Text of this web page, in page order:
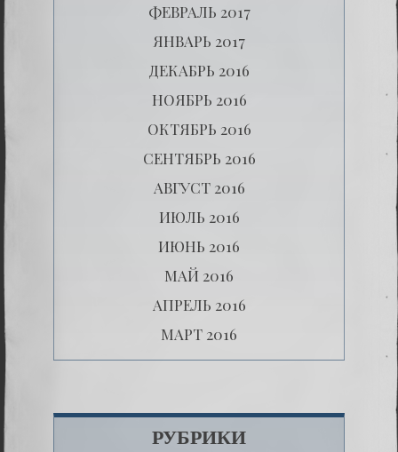
ФЕВРАЛЬ 2017
ЯНВАРЬ 2017
ДЕКАБРЬ 2016
НОЯБРЬ 2016
ОКТЯБРЬ 2016
СЕНТЯБРЬ 2016
АВГУСТ 2016
ИЮЛЬ 2016
ИЮНЬ 2016
МАЙ 2016
АПРЕЛЬ 2016
МАРТ 2016
РУБРИКИ